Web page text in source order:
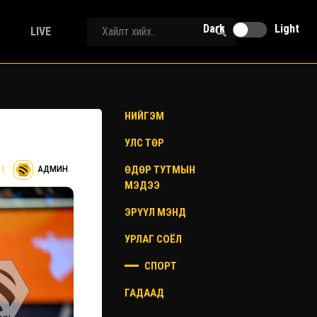
LIVE Dark Light
| АДМИН
НИЙГЭМ
УЛС ТӨР
ӨДӨР ТУТМЫН
МЭДЭЭ
ЭРҮҮЛ МЭНД
УРЛАГ СОЁЛ
СПОРТ
ГАДААД